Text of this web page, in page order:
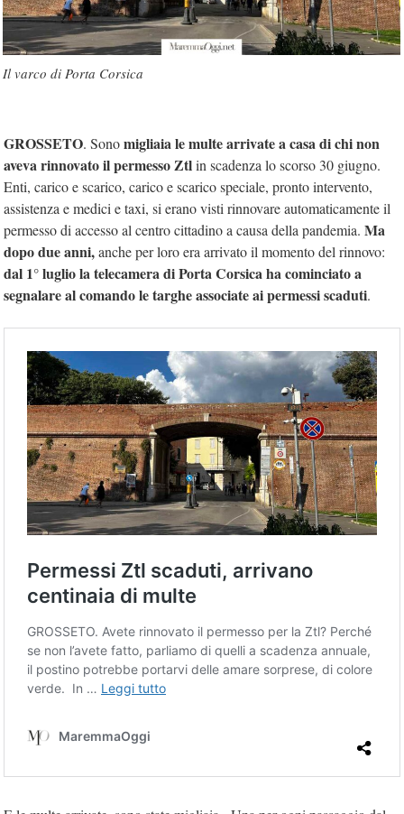
Il varco di Porta Corsica
GROSSETO. Sonomigliaia le multe arrivate a casa di chi non
aveva rinnovato il permesso Ztlin scadenza lo scorso 30 giugno.
Enti, carico e scarico, carico e scarico speciale, pronto intervento,
assistenza e medici e taxi, si erano visti rinnovare automaticamente il
permesso di accesso al centro cittadino a causa della pandemia. Ma
dopo due anni,anche per loro era arrivato il momento del rinnovo:
dal 1° luglio la telecamera di Porta Corsica ha cominciato a
segnalare al comando le targhe associate ai permessi scaduti.